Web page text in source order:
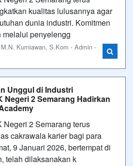
kualitas lulusannya agar
dunia industri. Komitmen
penyelengg
Kurniawan, S.Kom - Admin -
Unggul di Industri
Negeri 2 Semarang Hadirkan
Negeri 2 Semarang terus
cakrawala karier bagi para
9 Januari 2026, bertempat di
telah dilaksanakan k